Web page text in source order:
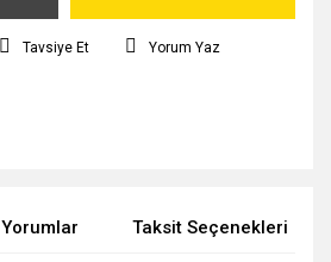
Tavsiye Et Yorum Yaz
Yorumlar Taksit Seçenekleri